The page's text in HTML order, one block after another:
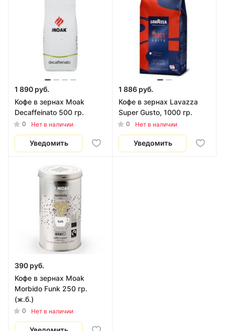
1 890 руб.
Кофе в зернах Moak
Decaffeinato 500 гр.
0 Нет в наличии
Уведомить
1 886 руб.
Кофе в зернах Lavazza
Super Gusto, 1000 гр.
0 Нет в наличии
Уведомить
390 руб.
Кофе в зернах Moak
Morbido Funk 250 гр.
(ж.б.)
0 Нет в наличии